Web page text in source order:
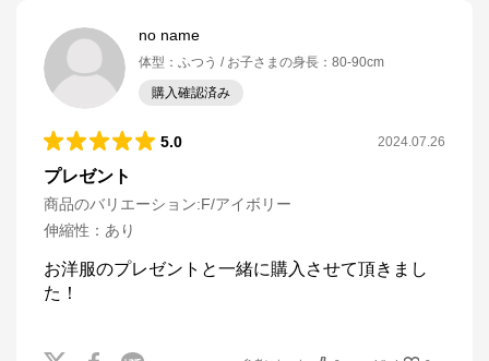
no name
体型 ： ふつう お子さまの身長 ： 80-90cm
購入確認済み
5.0 2024.07.26
プレゼント
商品のバリエーション:F/アイボリー
伸縮性 ： あり
お洋服のプレゼントと一緒に購入させて頂きまし
た！